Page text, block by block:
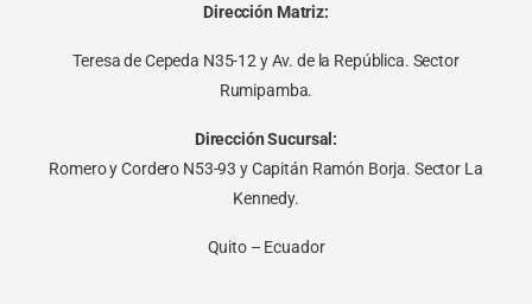
Dirección Matriz:
Teresa de Cepeda N35-12 y Av. de la República. Sector
Rumipamba.
Dirección Sucursal:
Romero y Cordero N53-93 y Capitán Ramón Borja. Sector La
Kennedy.
Quito – Ecuador